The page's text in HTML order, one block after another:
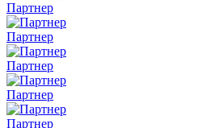
Партнер
Партнер
Партнер
Партнер
Партнер